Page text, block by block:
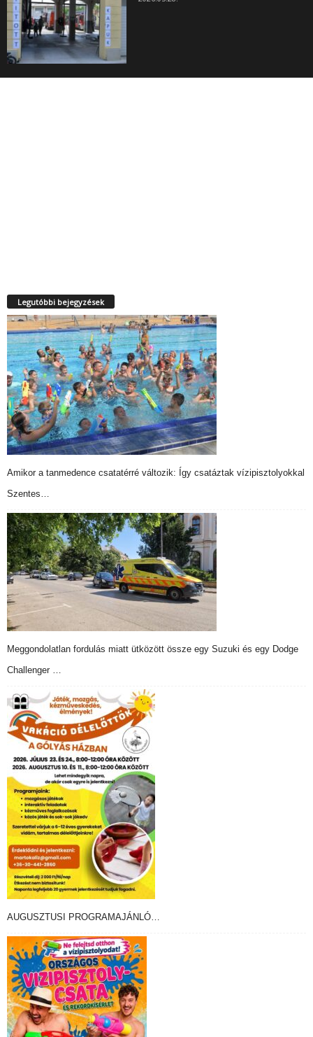
Legutóbbi bejegyzések
Amikor a tanmedence csatatérré változik: Így csatáztak vízipisztolyokkal
Szentes…
Meggondolatlan fordulás miatt ütközött össze egy Suzuki és egy Dodge
Challenger …
AUGUSZTUSI PROGRAMAJÁNLÓ…